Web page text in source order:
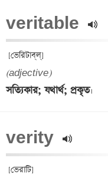
veritable
(adjective)
সত্যিকার; যথার্থ; প্রকৃত
verity